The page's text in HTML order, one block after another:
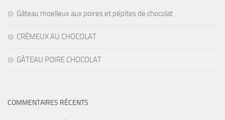
Gâteau moelleux aux poires et pépites de chocolat
CRÉMEUX AU CHOCOLAT
GÂTEAU POIRE CHOCOLAT
COMMENTAIRES RÉCENTS